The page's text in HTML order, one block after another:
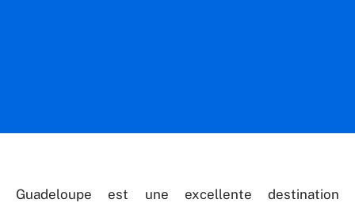
Guadeloupe est une excellente destination